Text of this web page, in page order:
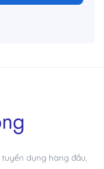
dụng hàng đầu,